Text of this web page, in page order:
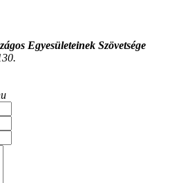
Egyesületeinek Szövetsége